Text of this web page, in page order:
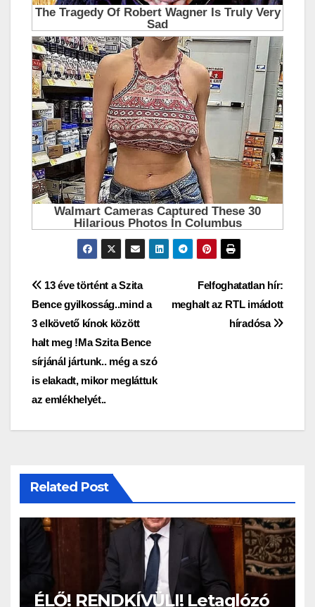
Bejegyzés
navigáció
Felfoghatatlan hír:
meghalt az RTL imádott
híradósa
13 éve történt a Szita
Bence gyilkosság..mind a
3 elkövető kínok között
halt meg !Ma Szita Bence
sírjánál jártunk.. még a szó
is elakadt, mikor megláttuk
az emlékhelyét..
Related Post
ÉLŐ! RENDKÍVÜLI! Letaglózó